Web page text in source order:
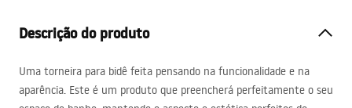
Descrição do produto
Uma torneira para bidê feita pensando na funcionalidade e na
aparência. Este é um produto que preencherá perfeitamente o seu